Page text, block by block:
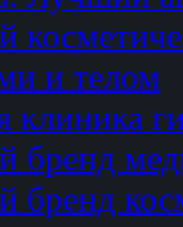
и телом
клиника
бренд